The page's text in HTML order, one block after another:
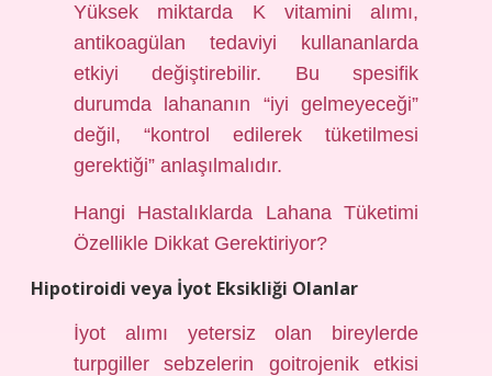
Yüksek miktarda K vitamini alımı,
antikoagülan tedaviyi kullananlarda
etkiyi değiştirebilir. Bu spesifik
durumda lahananın “iyi gelmeyeceği”
değil, “kontrol edilerek tüketilmesi
gerektiği” anlaşılmalıdır.
Hangi Hastalıklarda Lahana Tüketimi
Özellikle Dikkat Gerektiriyor?
Hipotiroidi veya İyot Eksikliği Olanlar
İyot alımı yetersiz olan bireylerde
turpgiller sebzelerin goitrojenik etkisi